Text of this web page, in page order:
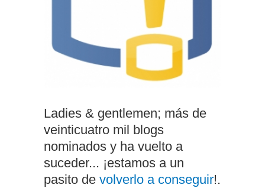
Ladies & gentlemen; más de
veinticuatro mil blogs
nominados y ha vuelto a
suceder... ¡estamos a un
pasito de volverlo a conseguir!.